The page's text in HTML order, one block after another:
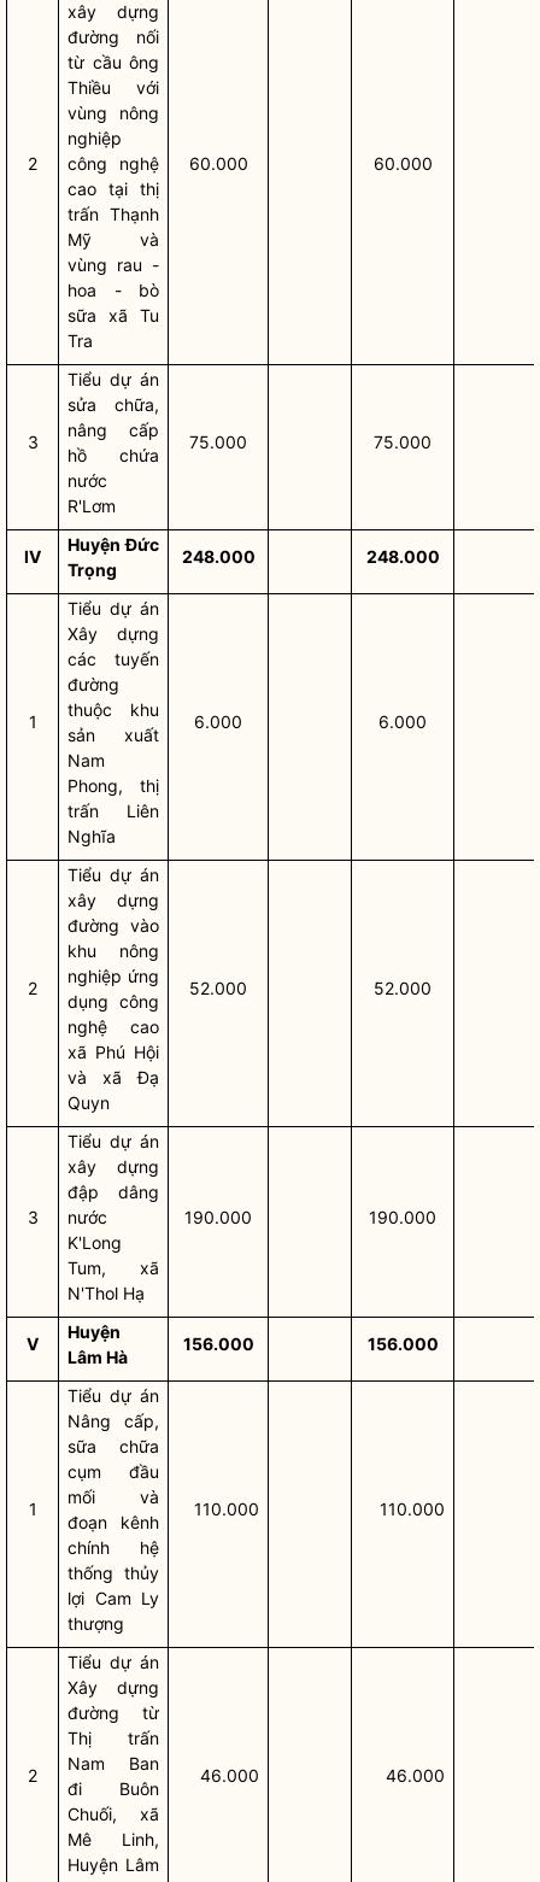
2
xây dựng
đường nối
từ cầu ông
Thiều với
vùng nông
nghiệp
công nghệ
cao tại thị
trấn Thạnh
Mỹ và
vùng rau -
hoa - bò
sữa xã Tu
Tra
60.000 60.000
3
Tiểu dự án
sửa chữa,
nâng cấp
hồ chứa
nước
R'Lơm
75.000 75.000
IV
Huyện Đức
Trọng
248.000 248.000
1
Tiểu dự án
Xây dựng
các tuyến
đường
thuộc khu
sản xuất
Nam
Phong, thị
trấn Liên
Nghĩa
6.000 6.000
2
Tiểu dự án
xây dựng
đường vào
khu nông
nghiệp ứng
dụng công
nghệ cao
xã Phú Hội
và xã Đạ
Quyn
52.000 52.000
3
Tiểu dự án
xây dựng
đập dâng
nước
K'Long
Tum, xã
N'Thol Hạ
190.000 190.000
V
Huyện
Lâm Hà
156.000 156.000
1
Tiểu dự án
Nâng cấp,
sữa chữa
cụm đầu
mối và
đoạn kênh
chính hệ
thống thủy
lợi Cam Ly
thượng
110.000 110.000
2
Tiểu dự án
Xây dựng
đường từ
Thị trấn
Nam Ban
đi Buôn
Chuối, xã
Mê Linh,
Huyện Lâm
46.000 46.000